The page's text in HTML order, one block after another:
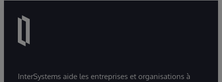
InterSystems aide les entreprises et organisations à